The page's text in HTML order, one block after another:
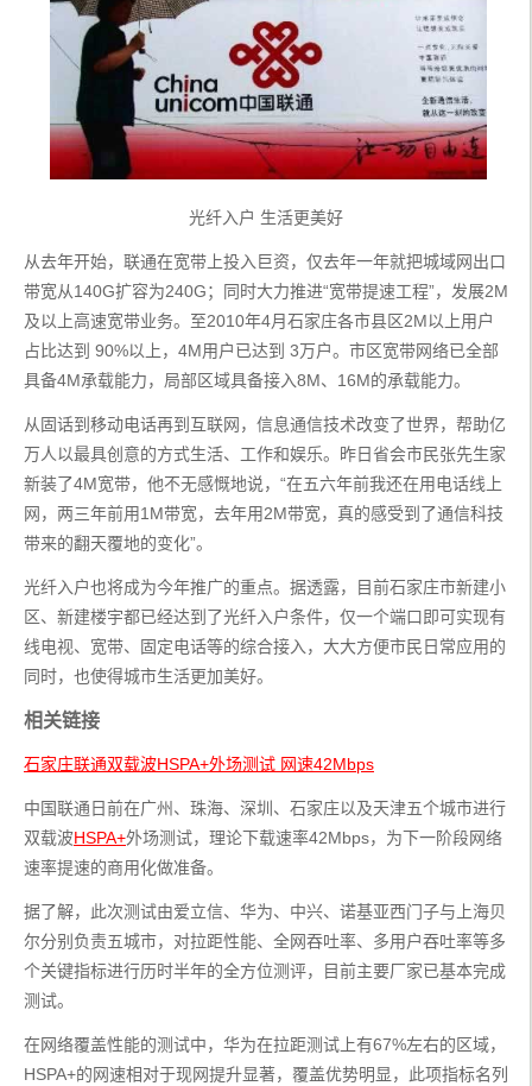
光纤入户 生活更美好
从去年开始，联通在宽带上投入巨资，仅去年一年就把城域网出口
带宽从140G扩容为240G；同时大力推进“宽带提速工程”，发展2M
及以上高速宽带业务。至2010年4月石家庄各市县区2M以上用户
占比达到 90%以上，4M用户已达到 3万户。市区宽带网络已全部
具备4M承载能力，局部区域具备接入8M、16M的承载能力。
从固话到移动电话再到互联网，信息通信技术改变了世界，帮助亿
万人以最具创意的方式生活、工作和娱乐。昨日省会市民张先生家
新装了4M宽带，他不无感慨地说，“在五六年前我还在用电话线上
网，两三年前用1M带宽，去年用2M带宽，真的感受到了通信科技
带来的翻天覆地的变化”。
光纤入户也将成为今年推广的重点。据透露，目前石家庄市新建小
区、新建楼宇都已经达到了光纤入户条件，仅一个端口即可实现有
线电视、宽带、固定电话等的综合接入，大大方便市民日常应用的
同时，也使得城市生活更加美好。
相关链接
石家庄联通双载波HSPA+外场测试 网速42Mbps
中国联通日前在广州、珠海、深圳、石家庄以及天津五个城市进行
双载波HSPA+外场测试，理论下载速率42Mbps，为下一阶段网络
速率提速的商用化做准备。
据了解，此次测试由爱立信、华为、中兴、诺基亚西门子与上海贝
尔分别负责五城市，对拉距性能、全网吞吐率、多用户吞吐率等多
个关键指标进行历时半年的全方位测评，目前主要厂家已基本完成
测试。
在网络覆盖性能的测试中，华为在拉距测试上有67%左右的区域，
HSPA+的网速相对于现网提升显著，覆盖优势明显，此项指标名列